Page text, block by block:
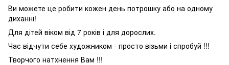
Ви можете це робити кожен день потрошку або на одному
диханні!
Для дітей віком від 7 років і для дорослих.
Час відчути себе художником - просто візьми і спробуй !!!
Творчого натхнення Вам !!!